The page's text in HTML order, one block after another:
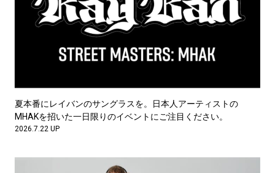
夏本番にレイバンのサングラスを。日本人アーティストの
MHAKを招いた一日限りのイベントにご注目ください。
2026.7.22 UP